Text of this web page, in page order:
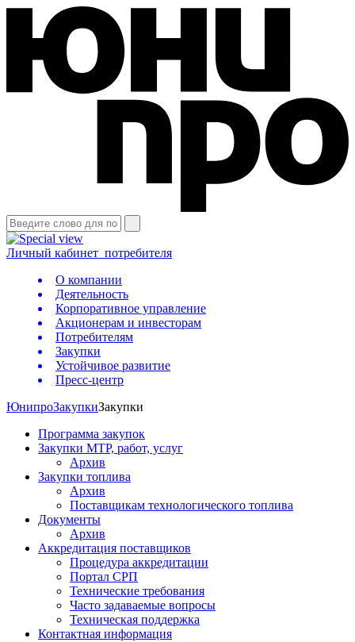
Личный кабинет потребителя
О компании
Деятельность
Корпоративное управление
Акционерам и инвесторам
Потребителям
Закупки
Устойчивое развитие
Пресс-центр
ЮнипроЗакупкиЗакупки
Программа закупок
Закупки МТР, работ, услуг
Архив
Закупки топлива
Архив
Поставщикам технологического топлива
Документы
Архив
Аккредитация поставщиков
Процедура аккредитации
Портал СРП
Технические требования
Часто задаваемые вопросы
Техническая поддержка
Контактная информация